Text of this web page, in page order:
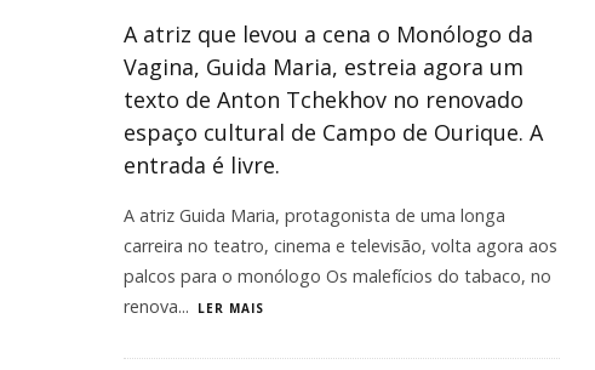
A atriz que levou a cena o Monólogo da
Vagina, Guida Maria, estreia agora um
texto de Anton Tchekhov no renovado
espaço cultural de Campo de Ourique. A
entrada é livre.
A atriz Guida Maria, protagonista de uma longa
carreira no teatro, cinema e televisão, volta agora aos
palcos para o monólogo Os malefícios do tabaco, no
renova... LER MAIS